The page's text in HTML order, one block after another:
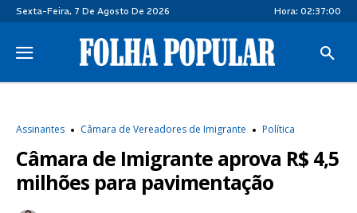
Sexta-Feira, 7 De Agosto De 2026 Hora:02:37:01
Assinantes Câmara de Vereadores de Imigrante Política
Câmara de Imigrante aprova R$ 4,5
milhões para pavimentação